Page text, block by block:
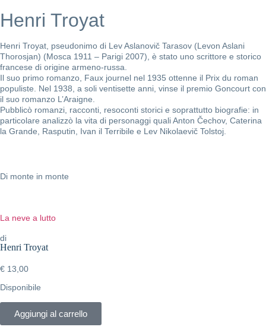
Henri Troyat
Henri Troyat, pseudonimo di Lev Aslanovič Tarasov (Levon Aslani
Thorosjan) (Mosca 1911 – Parigi 2007), è stato uno scrittore e storico
francese di origine armeno-russa.
Il suo primo romanzo, Faux journel nel 1935 ottenne il Prix du roman
populiste. Nel 1938, a soli ventisette anni, vinse il premio Goncourt con
il suo romanzo L’Araigne.
Pubblicò romanzi, racconti, resoconti storici e soprattutto biografie: in
particolare analizzò la vita di personaggi quali Anton Čechov, Caterina
la Grande, Rasputin, Ivan il Terribile e Lev Nikolaevič Tolstoj.
Di monte in monte
La neve a lutto
di
Henri Troyat
€ 13,00
Disponibile
Aggiungi al carrello